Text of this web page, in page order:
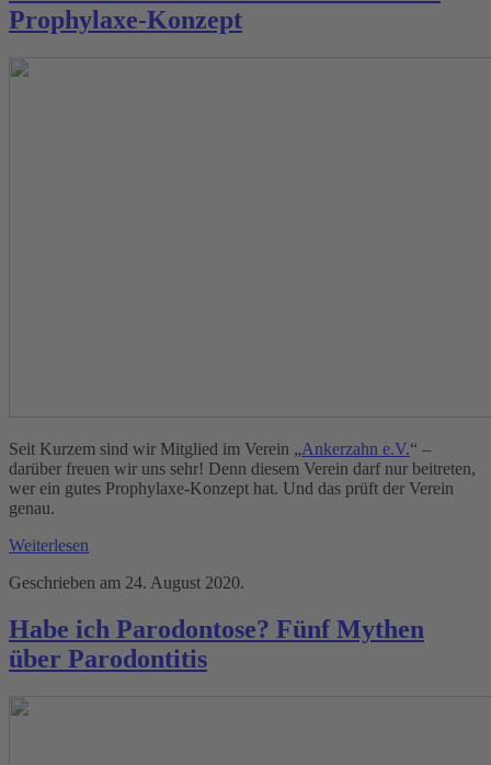
Prophylaxe-Konzept
Seit Kurzem sind wir Mitglied im Verein „Ankerzahn e.V.“ –
darüber freuen wir uns sehr! Denn diesem Verein darf nur beitreten,
wer ein gutes Prophylaxe-Konzept hat. Und das prüft der Verein
genau.
Weiterlesen
Geschrieben am 24. August 2020.
Habe ich Parodontose? Fünf Mythen
über Parodontitis